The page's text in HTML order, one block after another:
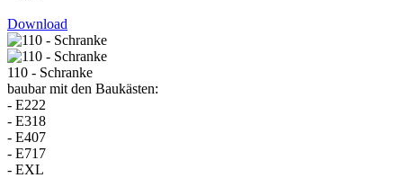
Download
110 - Schranke
baubar mit den Baukästen:
- E222
- E318
- E407
- E717
- EXL